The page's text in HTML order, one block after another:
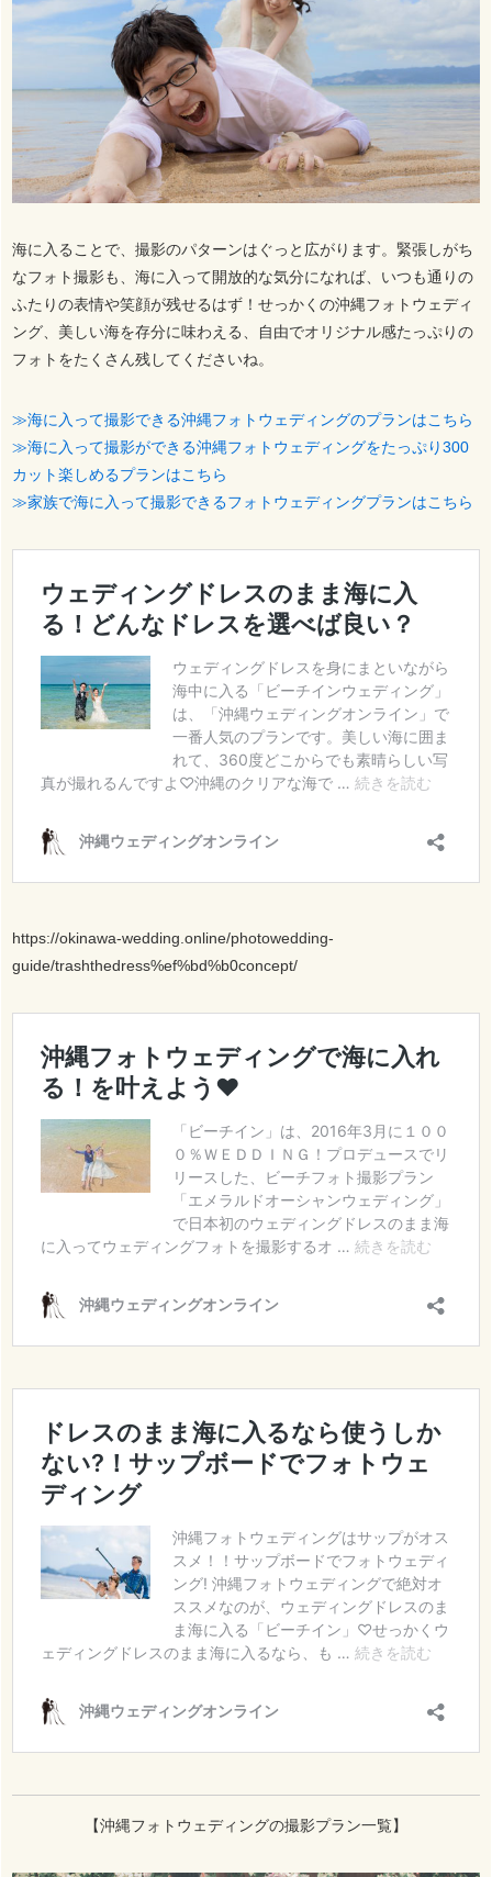
海に入ることで、撮影のパターンはぐっと広がります。緊張しがち
なフォト撮影も、海に入って開放的な気分になれば、いつも通りの
ふたりの表情や笑顔が残せるはず！せっかくの沖縄フォトウェディ
ング、美しい海を存分に味わえる、自由でオリジナル感たっぷりの
フォトをたくさん残してくださいね。
≫海に入って撮影できる沖縄フォトウェディングのプランはこちら
≫海に入って撮影ができる沖縄フォトウェディングをたっぷり300
カット楽しめるプランはこちら
≫家族で海に入って撮影できるフォトウェディングプランはこちら
https://okinawa-wedding.online/photowedding-
guide/trashthedress%ef%bd%b0concept/
【沖縄フォトウェディングの撮影プラン一覧】